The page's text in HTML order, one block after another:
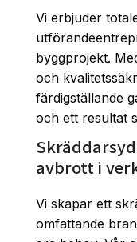
Vi erbjuder
byggprojekt.
och
färdigställande
och ett resultat
avbrott i
Vi skapar ett
omfattande